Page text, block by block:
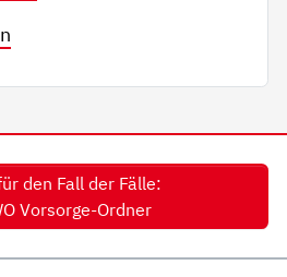
den Fall der Fälle:
Vorsorge-Ordner